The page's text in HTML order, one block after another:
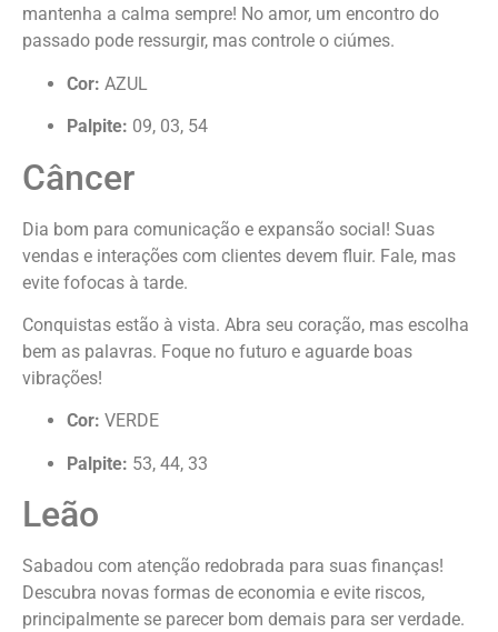
mantenha a calma sempre! No amor, um encontro do
passado pode ressurgir, mas controle o ciúmes.
Cor: AZUL
Palpite: 09, 03, 54
Câncer
Dia bom para comunicação e expansão social! Suas
vendas e interações com clientes devem fluir. Fale, mas
evite fofocas à tarde.
Conquistas estão à vista. Abra seu coração, mas escolha
bem as palavras. Foque no futuro e aguarde boas
vibrações!
Cor: VERDE
Palpite: 53, 44, 33
Leão
Sabadou com atenção redobrada para suas finanças!
Descubra novas formas de economia e evite riscos,
principalmente se parecer bom demais para ser verdade.